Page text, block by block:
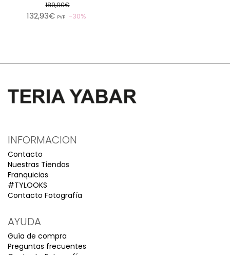
189,90€
132,93€ PVP 30%
INFORMACION
Contacto
Nuestras Tiendas
Franquicias
#TYLOOKS
Contacto Fotografía
AYUDA
Guía de compra
Preguntas frecuentes